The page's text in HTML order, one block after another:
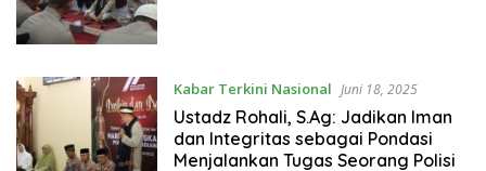
Kabar Terkini Nasional Juni 18, 2025
Ustadz Rohali, S.Ag: Jadikan Iman
dan Integritas sebagai Pondasi
Menjalankan Tugas Seorang Polisi